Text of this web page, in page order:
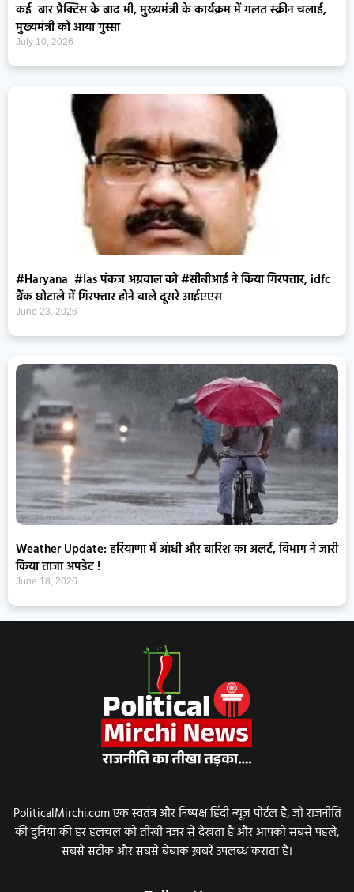
कई बार प्रैक्टिस के बाद भी, मुख्यमंत्री के कार्यक्रम में गलत स्क्रीन चलाई,
मुख्यमंत्री को आया गुस्सा
July 10, 2026
#Haryana #Ias पंकज अग्रवाल को #सीबीआई ने किया गिरफ्तार, idfc
बैंक घोटाले में गिरफ्तार होने वाले दूसरे आईएएस
June 23, 2026
Weather Update: हरियाणा में आंधी और बारिश का अलर्ट, विभाग ने जारी
किया ताजा अपडेट !
June 18, 2026
PoliticalMirchi.com एक स्वतंत्र और निष्पक्ष हिंदी न्यूज़ पोर्टल है, जो राजनीति
की दुनिया की हर हलचल को तीखी नजर से देखता है और आपको सबसे पहले,
सबसे सटीक और सबसे बेबाक ख़बरें उपलब्ध कराता है।